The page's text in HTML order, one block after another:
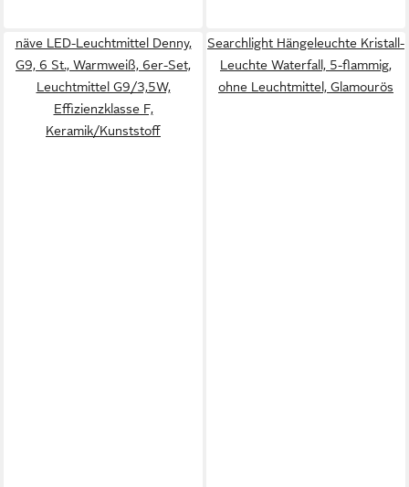
näve LED-Leuchtmittel Denny,
G9, 6 St., Warmweiß, 6er-Set,
Leuchtmittel G9/3,5W,
Effizienzklasse F,
Keramik/Kunststoff
Searchlight Hängeleuchte Kristall-
Leuchte Waterfall, 5-flammig,
ohne Leuchtmittel, Glamourös